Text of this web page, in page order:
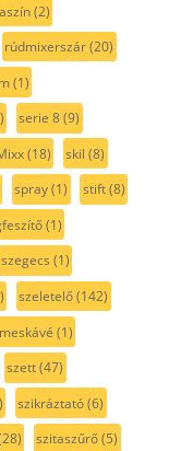
(2)
rúdmixerszár(20)
(1)
serie 8(9)
(18) skil (8)
spray(1) stift(8)
(1)
szegecs (1)
szeletelő(142)
(1)
szett(47)
szikráztató(6)
szitaszűrő(5)